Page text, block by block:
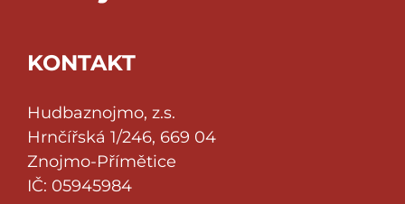
KONTAKT
Hudbaznojmo, z.s.
Hrnčířská 1/246, 669 04
Znojmo-Přímětice
IČ: 05945984